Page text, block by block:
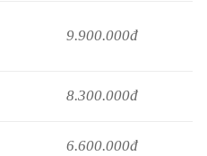
9.900.000đ
8.300.000đ
6.600.000đ